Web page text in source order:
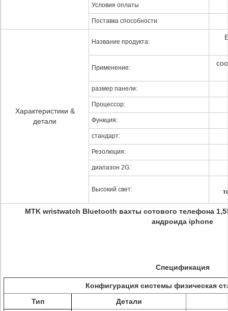
Условия оплаты
Поставка способности
Характеристики &
детали
Название продукта:
Применение:
размер панели:
Процессор:
Функция:
стандарт:
Резолюция:
диапазон 2G:
Высокий свет:
MTK wristwatch Bluetooth вахты сотового телефона
андроида iphone
Спецификация
Конфигурация системы физическая
Тип
Детали